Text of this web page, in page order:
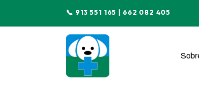
📞 913 551 165 | 662 082 405